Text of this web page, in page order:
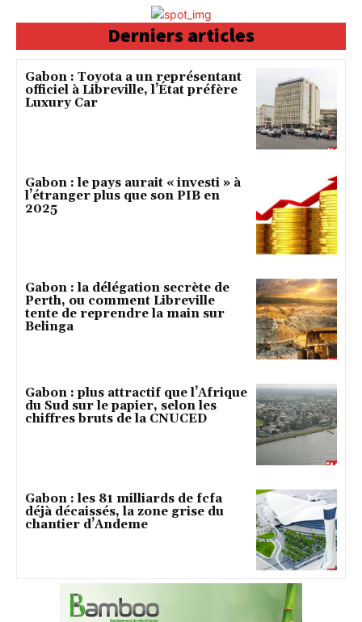
Derniers articles
Gabon : Toyota a un représentant
officiel à Libreville, l’État préfère
Luxury Car
Gabon : le pays aurait « investi » à
l’étranger plus que son PIB en
2025
Gabon : la délégation secrète de
Perth, ou comment Libreville
tente de reprendre la main sur
Belinga
Gabon : plus attractif que l’Afrique
du Sud sur le papier, selon les
chiffres bruts de la CNUCED
Gabon : les 81 milliards de fcfa
déjà décaissés, la zone grise du
chantier d’Andeme